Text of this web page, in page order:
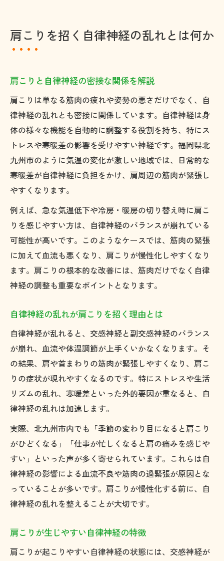
寒暖差が影響する肩こりの新常識
寒暖差と肩こり発症の意外なメカニズム
肩こりが悪化しやすい季節の特徴と対策
自律神経の乱れを防ぐ寒暖差対策のポイン
ト
肩こりを軽減するための気温差へのアプロ
ーチ
肩こり改善に自律神経調整が欠かせない理由
肩こり改善には自律神経の整えが重要
自律神経調整が肩こり根本解決に有効な理
由
肩こりと自律神経バランスの深い関連性
自律神経を整えて肩こりを根本から改善す
る方法
肩こり改善のための自律神経ケアのすすめ
身体の歪みから考える肩こり対策のヒント
肩こりと身体の歪みが生じる背景を解説
響
肩こり改善に有効な姿勢と骨格バランスの
整え方
自律神経と肩こり対策に必要な身体ケアと
は
イント
ストレスと肩こりの深い関係について解説
ストレスが肩こりや自律神経に与える影響
肩こりとストレス反応のメカニズムを理解
しよう
因
ストレスによる肩こりを緩和する生活習慣
肩こりを招く自律神経の乱れとは何か
肩こりと自律神経の密接な関係を解説
肩こりは単なる筋肉の疲れや姿勢の悪さだけでなく、自
律神経の乱れとも密接に関係しています。自律神経は身
体の様々な機能を自動的に調整する役割を持ち、特にス
トレスや寒暖差の影響を受けやすい神経です。福岡県北
九州市のように気温の変化が激しい地域では、日常的な
寒暖差が自律神経に負担をかけ、肩周辺の筋肉が緊張し
やすくなります。
例えば、急な気温低下や冷房・暖房の切り替え時に肩こ
りを感じやすい方は、自律神経のバランスが崩れている
可能性が高いです。このようなケースでは、筋肉の緊張
に加えて血流も悪くなり、肩こりが慢性化しやすくなり
ます。肩こりの根本的な改善には、筋肉だけでなく自律
神経の調整も重要なポイントとなります。
自律神経の乱れが肩こりを招く理由とは
自律神経が乱れると、交感神経と副交感神経のバランス
が崩れ、血流や体温調節が上手くいかなくなります。そ
の結果、肩や首まわりの筋肉が緊張しやすくなり、肩こ
りの症状が現れやすくなるのです。特にストレスや生活
リズムの乱れ、寒暖差といった外的要因が重なると、自
律神経の乱れは加速します。
実際、北九州市内でも「季節の変わり目になると肩こり
がひどくなる」「仕事が忙しくなると肩の痛みを感じや
すい」といった声が多く寄せられています。これらは自
律神経の影響による血流不良や筋肉の過緊張が原因とな
っていることが多いです。肩こりが慢性化する前に、自
律神経の乱れを整えることが大切です。
肩こりが生じやすい自律神経の特徴
肩こりが起こりやすい自律神経の状態には、交感神経が